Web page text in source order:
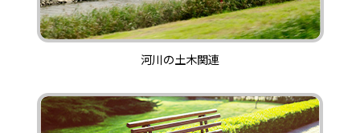
河川の土木関連